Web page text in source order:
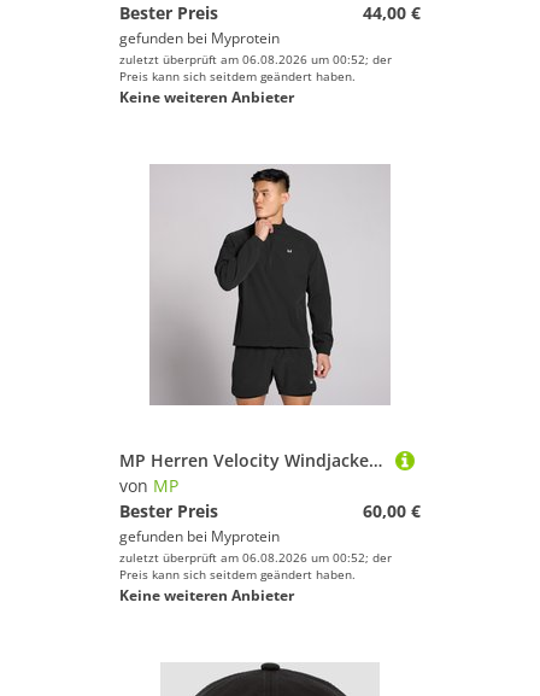
Bester Preis
44,00 €
gefunden bei Myprotein
zuletzt überprüft am 06.08.2026 um 00:52; der
Preis kann sich seitdem geändert haben.
Keine weiteren Anbieter
MP Herren Velocity Windjacke - Schwarz - XXL
von MP
Bester Preis
60,00 €
gefunden bei Myprotein
zuletzt überprüft am 06.08.2026 um 00:52; der
Preis kann sich seitdem geändert haben.
Keine weiteren Anbieter